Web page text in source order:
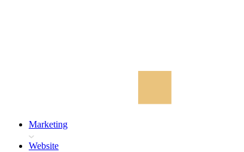
Marketing
Website